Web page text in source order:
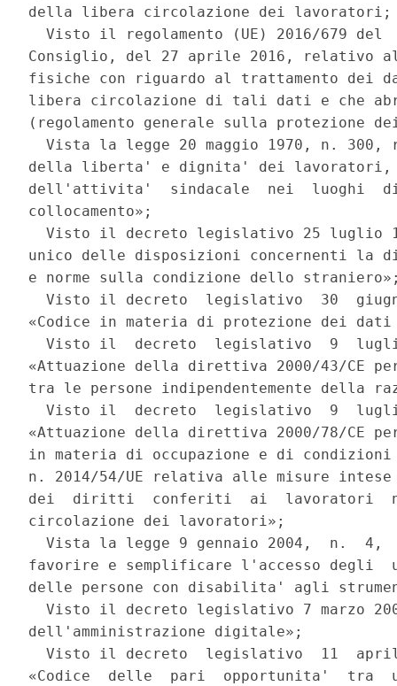
della libera circolazione dei
Visto il regolamento (UE) 2016/679 del
Consiglio, del 27 aprile 2016, relativo
fisiche con riguardo al trattamento dei
libera circolazione di tali dati e che
(regolamento generale sulla protezione
Vista la legge 20 maggio 1970, n. 300,
della liberta' e dignita' dei lavoratori,
dell'attivita'  sindacale  nei  luoghi
collocamento»;
Visto il decreto legislativo 25 luglio
unico delle disposizioni concernenti la
e norme sulla condizione dello
Visto il decreto  legislativo  30
«Codice in materia di protezione dei
Visto il  decreto  legislativo  9
«Attuazione della direttiva 2000/43/CE
tra le persone indipendentemente della
Visto il  decreto  legislativo  9
«Attuazione della direttiva 2000/78/CE
in materia di occupazione e di
n. 2014/54/UE relativa alle misure
dei  diritti  conferiti  ai  lavoratori
circolazione dei lavoratori»;
Vista la legge 9 gennaio 2004,  n.  4,
favorire e semplificare l'accesso
delle persone con disabilita' agli
Visto il decreto legislativo 7 marzo
dell'amministrazione digitale»;
Visto il decreto  legislativo  11
«Codice  delle  pari  opportunita'  tra